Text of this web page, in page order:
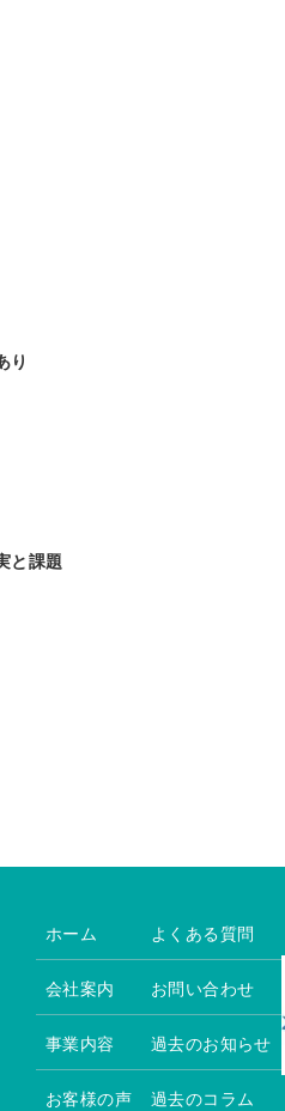
り
と課題
ホーム
会社案内
事業内容
お客様の声
よくある質問
お問い合わせ
過去のお知らせ
過去のコラム